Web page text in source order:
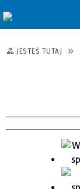
JESTEŚ TUTAJ